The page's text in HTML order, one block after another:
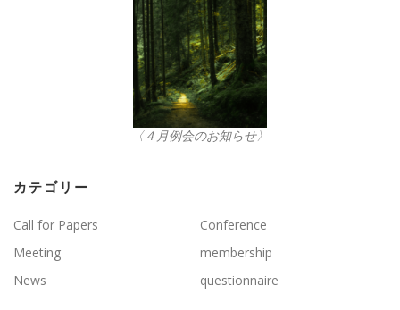
〈４月例会のお知らせ〉
カテゴリー
Call for Papers
Conference
Meeting
membership
News
questionnaire